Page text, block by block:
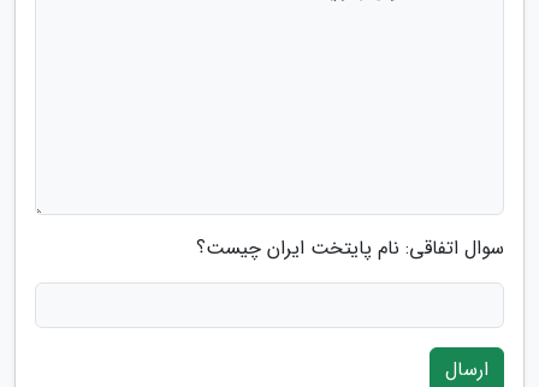
سوال اتفاقی: نام پایتخت ایران چیست؟
ارسال